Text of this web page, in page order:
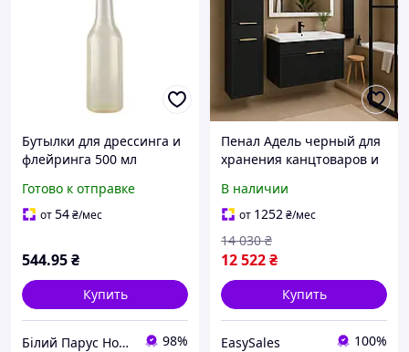
Бутылки для дрессинга и
флейринга 500 мл
Товары для барменов
Аксессуары для барменов
Готово к отправке
от54₴/мес
544.95₴
Купить
Білий Парус HoReCa та B2B комплексне обслуговування 98%
Пенал Адель черный для
хранения канцтоваров и
органайзер
В наличии
от 1252₴/мес
12 522₴
14 030 ₴
Купить
EasySales 100%